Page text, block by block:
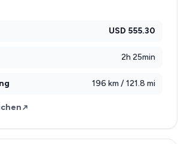
USD 555.30
2h 25min
196 km / 121.8 mi